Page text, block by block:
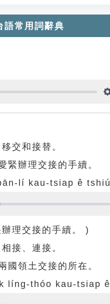
語常用詞辭典
移交和接替。
緊辦理交接的手續。
lí kau-tsiap ê
理交接的手續。 )
相接、連接。
國領土交接的所在。
líng-thóo kau-tsiap